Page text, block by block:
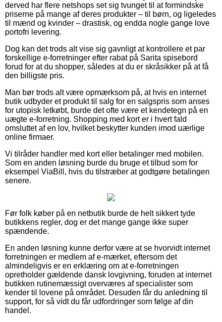
derved har flere netshops set sig tvunget til at formindske
priserne på mange af deres produkter – til børn, og ligeledes
til mænd og kvinder – drastisk, og endda nogle gange love
portofri levering.
Dog kan det trods alt vise sig gavnligt at kontrollere et par
forskellige e-forretninger efter rabat på Sarita spisebord
forud for at du shopper, således at du er skråsikker på at få
den billigste pris.
Man bør trods alt være opmærksom på, at hvis en internet
butik udbyder et produkt til salg for en salgspris som anses
for utopisk letkøbt, burde det ofte være et kendetegn på en
uægte e-forretning. Shopping med kort er i hvert fald
omsluttet af en lov, hvilket beskytter kunden imod uærlige
online firmaer.
Vi tilråder handler med kort eller betalinger med mobilen.
Som en anden løsning burde du bruge et tilbud som for
eksempel ViaBill, hvis du tilstræber at godtgøre betalingen
senere.
Før folk køber på en netbutik burde de helt sikkert tyde
butikkens regler, dog er det mange gange ikke super
spændende.
En anden løsning kunne derfor være at se hvorvidt internet
forretningen er medlem af e-mærket, eftersom det
almindeligvis er en erklæring om at e-forretningen
opretholder gældende dansk lovgivning, foruden at internet
butikken rutinemæssigt overværes af specialister som
kender til lovene på området. Desuden får du anledning til
support, for så vidt du får udfordringer som følge af din
handel.